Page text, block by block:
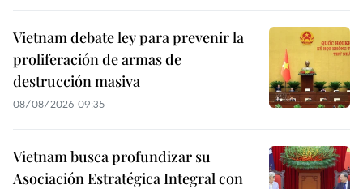
Vietnam debate ley para prevenir la
proliferación de armas de
destrucción masiva
08/08/2026 09:35
Vietnam busca profundizar su
Asociación Estratégica Integral con